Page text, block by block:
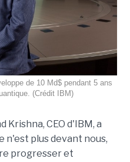
de 10 Md$ pendant 5 ans
(Crédit IBM)
Krishna, CEO d'IBM, a
n'est plus devant nous,
progresser et